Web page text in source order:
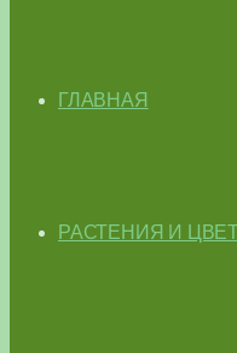
ГЛАВНАЯ
РАСТЕНИЯ И